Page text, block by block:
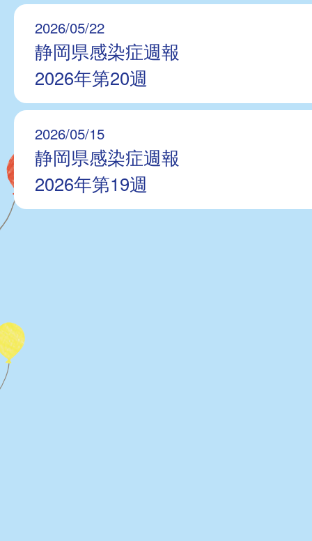
2026/05/22
静岡県感染症週報
2026年第20週
2026/05/15
静岡県感染症週報
2026年第19週